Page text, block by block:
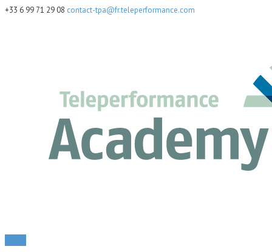
+33 6 99 71 29 08 contact-tpa@fr.teleperformance.com